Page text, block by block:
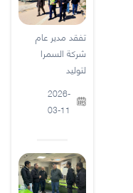
تفقد مدير عام
شركة السمرا
لتوليد
2026-
03-11